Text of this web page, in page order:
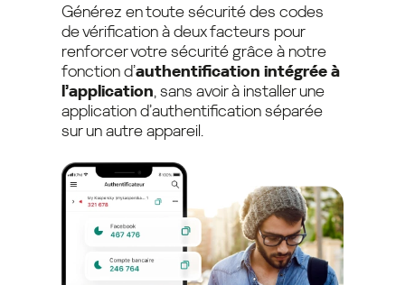
Générez en toute sécurité des codes
de vérification à deux facteurs pour
renforcer votre sécurité grâce à notre
fonction d’authentification intégrée à
l’application , sans avoir à installer une
application d’authentification séparée
sur un autre appareil.